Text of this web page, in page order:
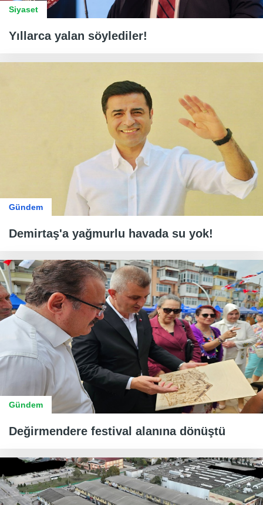
Siyaset
Yıllarca yalan söylediler!
Gündem
Demirtaş'a yağmurlu havada su yok!
Gündem
Değirmendere festival alanına dönüştü